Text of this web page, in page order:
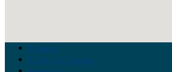
Главная
Война на Украине